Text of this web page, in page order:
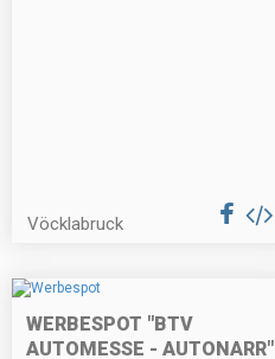
Vöcklabruck
WERBESPOT "BTV
AUTOMESSE - AUTONARR"